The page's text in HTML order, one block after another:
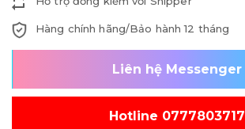
Hàng chính hãng/Bảo hành 12 tháng
Liên hệ Messenger
Hotline 0777803717